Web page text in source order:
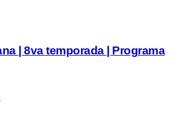
| 8va temporada | Programa